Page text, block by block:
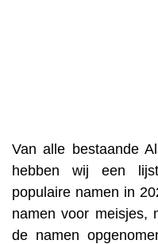
Van alle bestaande
hebben wij een
populaire namen in
namen voor meisjes,
de namen